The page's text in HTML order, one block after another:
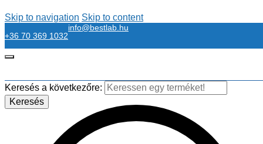
Skip to navigation Skip to content
+36 70 369 1032
info@bestlab.hu
Keresés a következőre:
Keresés